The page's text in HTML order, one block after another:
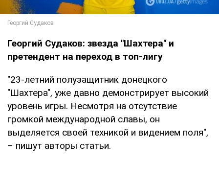
Георгий Судаков: звезда "Шахтера" и
претендент на переход в топ-лигу
"23-летний полузащитник донецкого
"Шахтера", уже давно демонстрирует высокий
уровень игры. Несмотря на отсутствие
громкой международной славы, он
выделяется своей техникой и видением поля",
– пишут авторы статьи.